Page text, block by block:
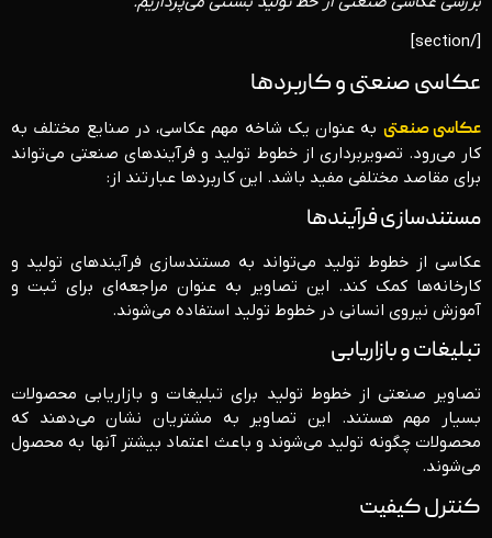
[/section]
عکاسی صنعتی و کاربردها
عکاسی صنعتی به عنوان یک شاخه مهم عکاسی، در صنایع مختلف به
کار می‌رود. تصویربرداری از خطوط تولید و فرآیندهای صنعتی می‌تواند
برای مقاصد مختلفی مفید باشد. این کاربردها عبارتند از:
مستندسازی فرآیندها
عکاسی از خطوط تولید می‌تواند به مستندسازی فرآیندهای تولید و
کارخانه‌ها کمک کند. این تصاویر به عنوان مراجعه‌ای برای ثبت و
آموزش نیروی انسانی در خطوط تولید استفاده می‌شوند.
تبلیغات و بازاریابی
تصاویر صنعتی از خطوط تولید برای تبلیغات و بازاریابی محصولات
بسیار مهم هستند. این تصاویر به مشتریان نشان می‌دهند که
محصولات چگونه تولید می‌شوند و باعث اعتماد بیشتر آنها به محصول
می‌شوند.
کنترل کیفیت